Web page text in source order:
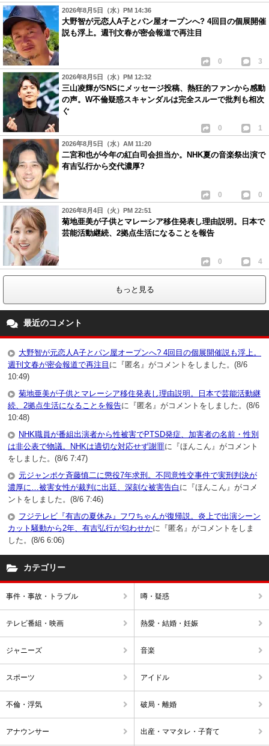
2026年8月5日（水）PM 14:36
大野智が元恋人A子とパン屋オープンへ? 4回目の個展開催
説も浮上。週刊文春が密会報道で再注目
0 3
2026年8月5日（水）PM 12:32
三山凌輝がSNSにメッセージ投稿、熱狂的ファンから感動
の声。W不倫疑惑スキャンダルは完全スルーで批判も相次
ぐ
0 1
2026年8月5日（水）AM 11:20
二宮和也が今年の紅白司会担当か。NHK夏の音楽祭出演で
有吉弘行から交代濃厚?
0 0
2026年8月4日（火）PM 22:51
菊地亜美が子供とマレーシア移住発表し理由説明。日本で
芸能活動継続、2拠点生活になることを報告
0 4
もっと見る
最近のコメント
大野智が元恋人A子とパン屋オープンへ? 4回目の個展開催説も浮上。
週刊文春が密会報道で再注目 に『匿名』がコメントをしました。(8/6
10:49)
菊地亜美が子供とマレーシア移住発表し理由説明。日本で芸能活動継
続、2拠点生活になることを報告に『匿名』がコメントをしました。(8/6
10:48)
NHK職員が番組出演者から性被害でPTSD発症、加害者の名前・性別
は非公表で物議。NHKは適切な対応せず謝罪に『ほんこん』がコメント
をしました。(8/6 7:47)
元ジャンポケ斉藤慎二に懲役7年求刑。不同意性交事件で実刑判決が
濃厚に…被害女性が裁判に出廷、深刻な被害告白 に『ほんこん』がコメ
ントをしました。(8/6 7:46)
フジテレビ『有吉の夏休み』フワちゃんが復帰説。炎上で出演シーン
カット騒動から2年、有吉弘行が匂わせかに『匿名』がコメントをしま
した。(8/6 6:06)
カテゴリー
事件・事故・トラブル 噂・疑惑
テレビ番組・映画 熱愛・結婚・妊娠
ジャニーズ 音楽
スポーツ アイドル
不倫・浮気 破局・離婚
アナウンサー 出産・ママタレ・子育て